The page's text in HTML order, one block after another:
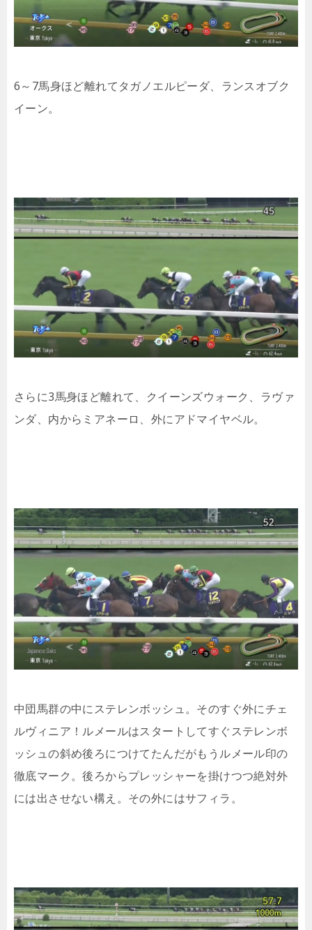
6～7馬身ほど離れてタガノエルピーダ、ランスオブク
イーン。
さらに3馬身ほど離れて、クイーンズウォーク、ラヴァ
ンダ、内からミアネーロ、外にアドマイヤベル。
中団馬群の中にステレンボッシュ。そのすぐ外にチェ
ルヴィニア！ルメールはスタートしてすぐステレンボ
ッシュの斜め後ろにつけてたんだがもうルメール印の
徹底マーク。後ろからプレッシャーを掛けつつ絶対外
には出させない構え。その外にはサフィラ。